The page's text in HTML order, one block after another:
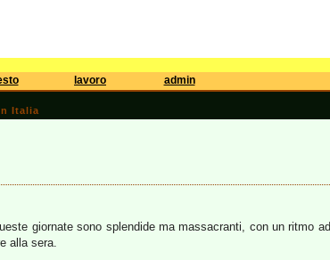
lavoro admin
Italia
giornate sono splendide ma massacranti, con un ritmo
alla sera.